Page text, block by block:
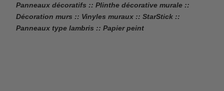
Panneaux décoratifs :: Plinthe décorative murale ::
Décoration murs :: Vinyles muraux :: StarStick ::
Panneaux type lambris :: Papier peint